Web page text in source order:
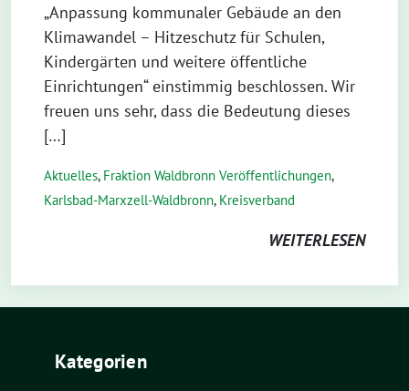
„Anpassung kommunaler Gebäude an den
Klimawandel – Hitzeschutz für Schulen,
Kindergärten und weitere öffentliche
Einrichtungen“ einstimmig beschlossen. Wir
freuen uns sehr, dass die Bedeutung dieses
[…]
Aktuelles, Fraktion Waldbronn Veröffentlichungen,
Karlsbad-Marxzell-Waldbronn, Kreisverband
WEITERLESEN
Kategorien